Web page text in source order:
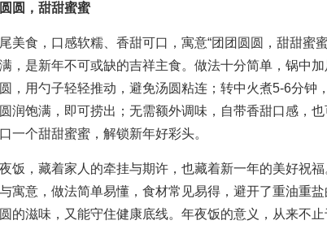
圆，甜甜蜜蜜
食，口感软糯、香甜可口，寓意“团团圆圆，甜甜蜜蜜
，是新年不可或缺的吉祥主食。做法十分简单，锅中
，用勺子轻轻推动，避免汤圆粘连；转中火煮5-6分钟
润饱满，即可捞出；无需额外调味，自带香甜口感，
一个甜甜蜜蜜，解锁新年好彩头。
，藏着家人的牵挂与期许，也藏着新一年的美好祝福
寓意，做法简单易懂，食材常见易得，避开了重油重
的滋味，又能守住健康底线。年夜饭的意义，从来不止